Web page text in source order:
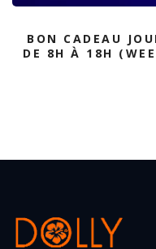
BON CADEAU
DE 8H À 18H